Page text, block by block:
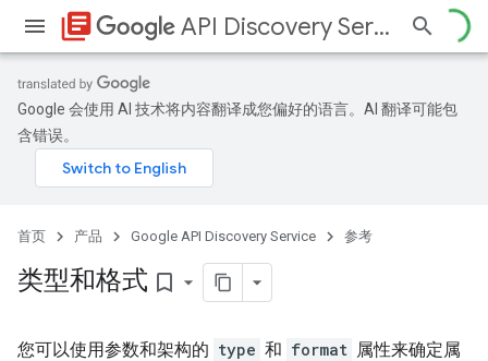
library_books API Discovery Service
Google 会使用 AI 技术将内容翻译成您偏好的语言。AI 翻译可能包
含错误。
首页 产品 Google API Discovery Service 参考
类型和格式 bookmark_border
您可以使用参数和架构的 type 和 format 属性来确定属